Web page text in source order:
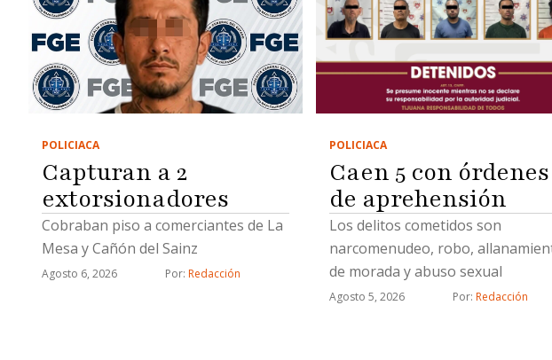
POLICIACA
Capturan a 2
extorsionadores
Cobraban piso a comerciantes de La
Mesa y Cañón del Sainz
Agosto 6, 2026 Por: Redacción
POLICIACA
Caen 5 con órdenes
de aprehensión
Los delitos cometidos son
narcomenudeo, robo,
de morada y abuso sexual
Agosto 5, 2026 Por: Redacción